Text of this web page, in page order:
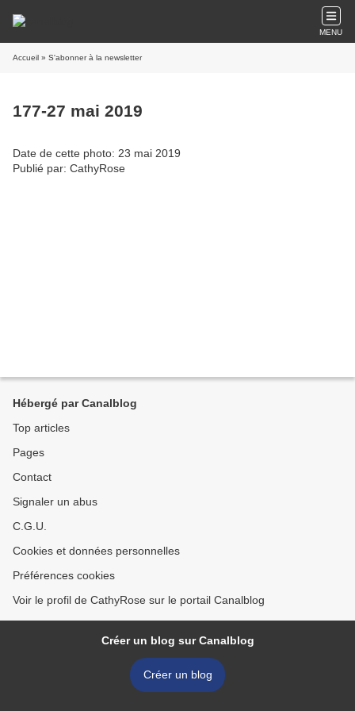
MENU
Accueil » S'abonner à la newsletter
177-27 mai 2019
Date de cette photo: 23 mai 2019
Publié par: CathyRose
Hébergé par Canalblog
Top articles
Pages
Contact
Signaler un abus
C.G.U.
Cookies et données personnelles
Préférences cookies
Voir le profil de CathyRose sur le portail Canalblog
Créer un blog sur Canalblog
Créer un blog